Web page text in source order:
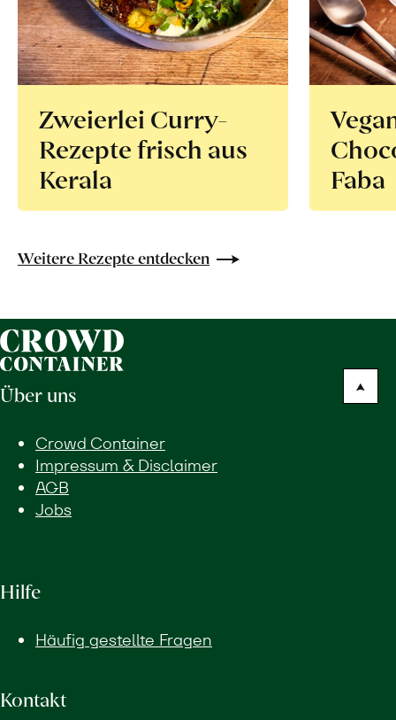
Zweierlei Curry-
Rezepte frisch aus
Kerala
Faba
Weitere Rezepte entdecken
Über uns
Crowd Container
Impressum & Disclaimer
AGB
Jobs
Hilfe
Häufig gestellte Fragen
Kontakt